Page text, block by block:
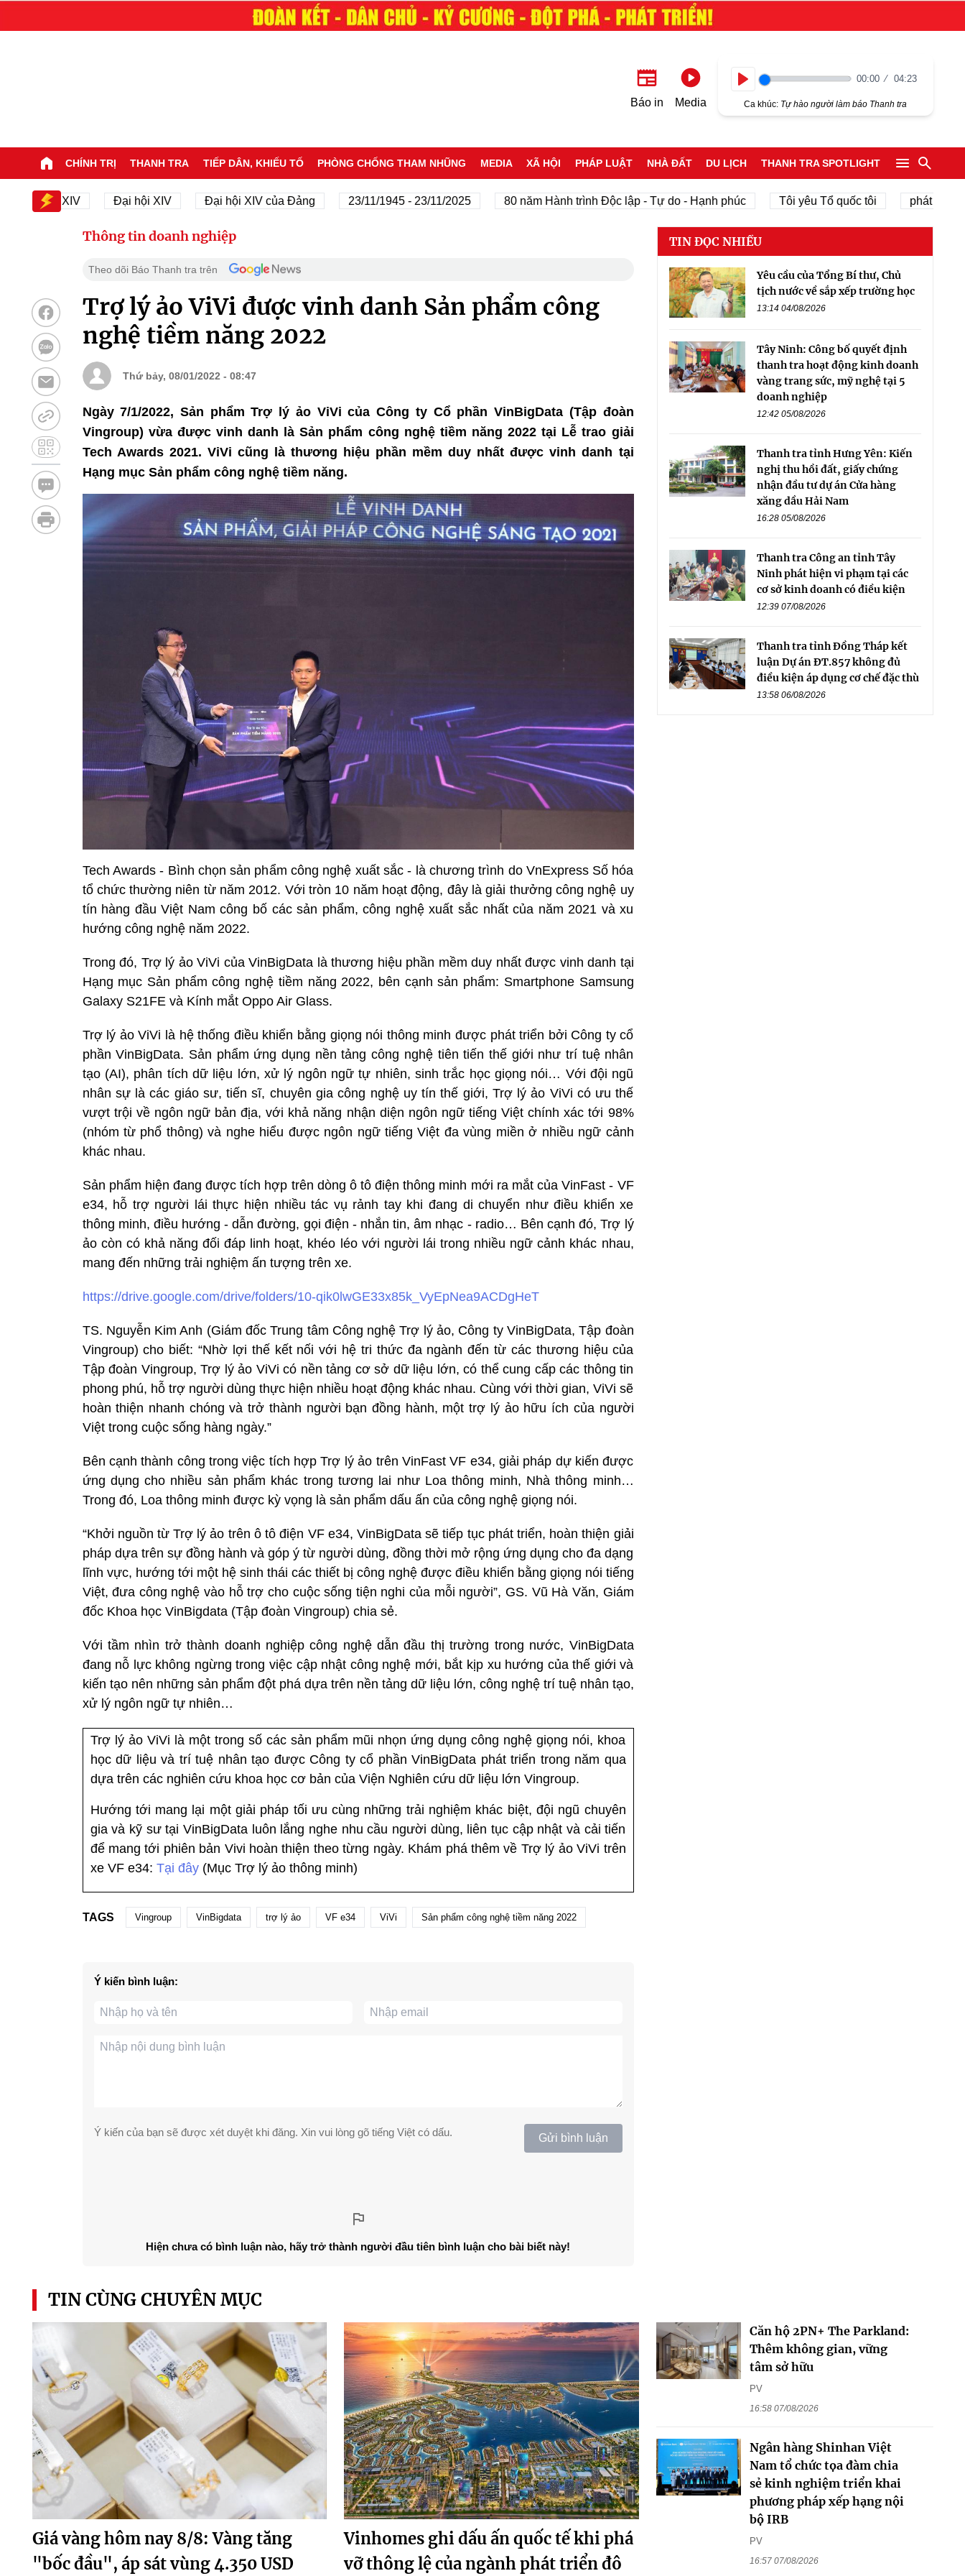
Báo in Media
00:00 04:23
Ca khúc: Tự hào người làm báo Thanh tra
CHÍNH TRỊ THANH TRA TIẾP DÂN, KHIẾU TỐ PHÒNG CHỐNG THAM NHŨNG MEDIA XÃ HỘI PHÁP LUẬT NHÀ ĐẤT DU LỊCH THANH TRA SPOTLIGHT
hội XIV Đại hội XIV Đại hội XIV của Đảng 23/11/1945 - 23/11/2025 80 năm Hành trình Độc lập - Tự do - Hạnh phúc Tôi yêu Tổ quốc tôi phát triển kinh
Thông tin doanh nghiệp
Theo dõi Báo Thanh tra trên
Trợ lý ảo ViVi được vinh danh Sản phẩm công
nghệ tiềm năng 2022
Thứ bảy, 08/01/2022 - 08:47
Ngày 7/1/2022, Sản phẩm Trợ lý ảo ViVi của Công ty Cổ phần VinBigData (Tập đoàn
Vingroup) vừa được vinh danh là Sản phẩm công nghệ tiềm năng 2022 tại Lễ trao giải
Tech Awards 2021. ViVi cũng là thương hiệu phần mềm duy nhất được vinh danh tại
Hạng mục Sản phẩm công nghệ tiềm năng.
Tech Awards - Bình chọn sản phẩm công nghệ xuất sắc - là chương trình do VnExpress Số hóa
tổ chức thường niên từ năm 2012. Với tròn 10 năm hoạt động, đây là giải thưởng công nghệ uy
tín hàng đầu Việt Nam công bố các sản phẩm, công nghệ xuất sắc nhất của năm 2021 và xu
hướng công nghệ năm 2022.
Trong đó, Trợ lý ảo ViVi của VinBigData là thương hiệu phần mềm duy nhất được vinh danh tại
Hạng mục Sản phẩm công nghệ tiềm năng 2022, bên cạnh sản phẩm: Smartphone Samsung
Galaxy S21FE và Kính mắt Oppo Air Glass.
Trợ lý ảo ViVi là hệ thống điều khiển bằng giọng nói thông minh được phát triển bởi Công ty cổ
phần VinBigData. Sản phẩm ứng dụng nền tảng công nghệ tiên tiến thế giới như trí tuệ nhân
tạo (AI), phân tích dữ liệu lớn, xử lý ngôn ngữ tự nhiên, sinh trắc học giọng nói… Với đội ngũ
nhân sự là các giáo sư, tiến sĩ, chuyên gia công nghệ uy tín thế giới, Trợ lý ảo ViVi có ưu thế
vượt trội về ngôn ngữ bản địa, với khả năng nhận diện ngôn ngữ tiếng Việt chính xác tới 98%
(nhóm từ phổ thông) và nghe hiểu được ngôn ngữ tiếng Việt đa vùng miền ở nhiều ngữ cảnh
khác nhau.
Sản phẩm hiện đang được tích hợp trên dòng ô tô điện thông minh mới ra mắt của VinFast - VF
e34, hỗ trợ người lái thực hiện nhiều tác vụ rảnh tay khi đang di chuyển như điều khiển xe
thông minh, điều hướng - dẫn đường, gọi điện - nhắn tin, âm nhạc - radio… Bên cạnh đó, Trợ lý
ảo còn có khả năng đối đáp linh hoạt, khéo léo với người lái trong nhiều ngữ cảnh khác nhau,
mang đến những trải nghiệm ấn tượng trên xe.
https://drive.google.com/drive/folders/10-qik0lwGE33x85k_VyEpNea9ACDgHeT
TS. Nguyễn Kim Anh (Giám đốc Trung tâm Công nghệ Trợ lý ảo, Công ty VinBigData, Tập đoàn
Vingroup) cho biết: “Nhờ lợi thế kết nối với hệ tri thức đa ngành đến từ các thương hiệu của
Tập đoàn Vingroup, Trợ lý ảo ViVi có nền tảng cơ sở dữ liệu lớn, có thể cung cấp các thông tin
phong phú, hỗ trợ người dùng thực hiện nhiều hoạt động khác nhau. Cùng với thời gian, ViVi sẽ
hoàn thiện nhanh chóng và trở thành người bạn đồng hành, một trợ lý ảo hữu ích của người
Việt trong cuộc sống hàng ngày.”
Bên cạnh thành công trong việc tích hợp Trợ lý ảo trên VinFast VF e34, giải pháp dự kiến được
ứng dụng cho nhiều sản phẩm khác trong tương lai như Loa thông minh, Nhà thông minh…
Trong đó, Loa thông minh được kỳ vọng là sản phẩm dấu ấn của công nghệ giọng nói.
“Khởi nguồn từ Trợ lý ảo trên ô tô điện VF e34, VinBigData sẽ tiếp tục phát triển, hoàn thiện giải
pháp dựa trên sự đồng hành và góp ý từ người dùng, đồng thời mở rộng ứng dụng cho đa dạng
lĩnh vực, hướng tới một hệ sinh thái các thiết bị công nghệ được điều khiển bằng giọng nói tiếng
Việt, đưa công nghệ vào hỗ trợ cho cuộc sống tiện nghi của mỗi người”, GS. Vũ Hà Văn, Giám
đốc Khoa học VinBigdata (Tập đoàn Vingroup) chia sẻ.
Với tầm nhìn trở thành doanh nghiệp công nghệ dẫn đầu thị trường trong nước, VinBigData
đang nỗ lực không ngừng trong việc cập nhật công nghệ mới, bắt kịp xu hướng của thế giới và
kiến tạo nên những sản phẩm đột phá dựa trên nền tảng dữ liệu lớn, công nghệ trí tuệ nhân tạo,
xử lý ngôn ngữ tự nhiên…
Trợ lý ảo ViVi là một trong số các sản phẩm mũi nhọn ứng dụng công nghệ giọng nói, khoa
học dữ liệu và trí tuệ nhân tạo được Công ty cổ phần VinBigData phát triển trong năm qua
dựa trên các nghiên cứu khoa học cơ bản của Viện Nghiên cứu dữ liệu lớn Vingroup.
Hướng tới mang lại một giải pháp tối ưu cùng những trải nghiệm khác biệt, đội ngũ chuyên
gia và kỹ sư tại VinBigData luôn lắng nghe nhu cầu người dùng, liên tục cập nhật và cải tiến
để mang tới phiên bản Vivi hoàn thiện theo từng ngày. Khám phá thêm về Trợ lý ảo ViVi trên
xe VF e34: Tại đây (Mục Trợ lý ảo thông minh)
TAGS Vingroup VinBigdata trợ lý ảo VF e34 ViVi Sản phẩm công nghệ tiềm năng 2022
Ý kiến bình luận:
Ý kiến của bạn sẽ được xét duyệt khi đăng. Xin vui lòng gõ tiếng Việt có dấu. Gửi bình luận
Hiện chưa có bình luận nào, hãy trở thành người đầu tiên bình luận cho bài biết này!
TIN ĐỌC NHIỀU
Yêu cầu của Tổng Bí thư, Chủ
tịch nước về sắp xếp trường học
13:14 04/08/2026
Tây Ninh: Công bố quyết định
thanh tra hoạt động kinh doanh
vàng trang sức, mỹ nghệ tại 5
doanh nghiệp
12:42 05/08/2026
Thanh tra tỉnh Hưng Yên: Kiến
nghị thu hồi đất, giấy chứng
nhận đầu tư dự án Cửa hàng
xăng dầu Hải Nam
16:28 05/08/2026
Thanh tra Công an tỉnh Tây
Ninh phát hiện vi phạm tại các
cơ sở kinh doanh có điều kiện
12:39 07/08/2026
Thanh tra tỉnh Đồng Tháp kết
luận Dự án ĐT.857 không đủ
điều kiện áp dụng cơ chế đặc thù
13:58 06/08/2026
TIN CÙNG CHUYÊN MỤC
Giá vàng hôm nay 8/8: Vàng tăng
"bốc đầu", áp sát vùng 4.350 USD
Vinhomes ghi dấu ấn quốc tế khi phá
vỡ thông lệ của ngành phát triển đô
Căn hộ 2PN+ The Parkland:
Thêm không gian, vững
tâm sở hữu
PV
16:58 07/08/2026
Ngân hàng Shinhan Việt
Nam tổ chức tọa đàm chia
sẻ kinh nghiệm triển khai
phương pháp xếp hạng nội
bộ IRB
PV
16:57 07/08/2026